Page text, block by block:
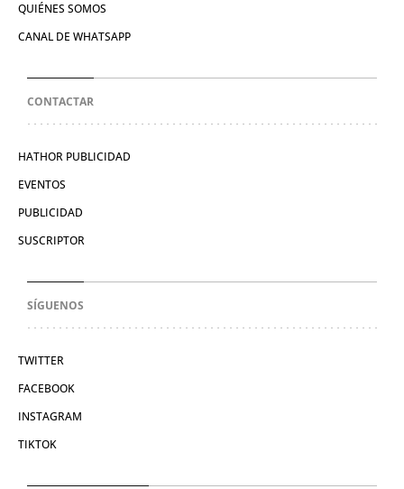
QUIÉNES SOMOS
CANAL DE WHATSAPP
CONTACTAR
HATHOR PUBLICIDAD
EVENTOS
PUBLICIDAD
SUSCRIPTOR
SÍGUENOS
TWITTER
FACEBOOK
INSTAGRAM
TIKTOK